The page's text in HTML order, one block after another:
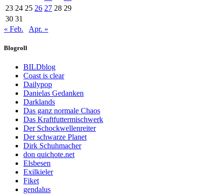
23 24 25 26 27 28 29
30 31
« Feb.
Apr. »
Blogroll
BILDblog
Coast is clear
Dailypop
Danielas Gedanken
Darklands
Das ganz normale Chaos
Das Kraftfuttermischwerk
Der Schockwellenreiter
Der schwarze Planet
Dirk Schuhmacher
don quichote.net
Elsbesen
Exilkieler
Fiket
gendalus